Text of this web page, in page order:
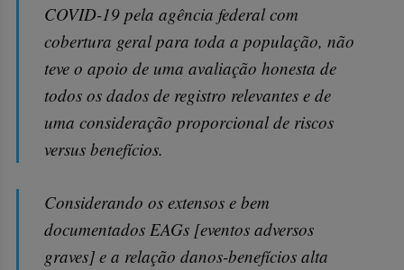
COVID-19 pela agência federal com
cobertura geral para toda a população, não
teve o apoio de uma avaliação honesta de
todos os dados de registro relevantes e de
uma consideração proporcional de riscos
versus benefícios.
Considerando os extensos e bem
documentados EAGs [eventos adversos
graves] e a relação danos-benefícios alta